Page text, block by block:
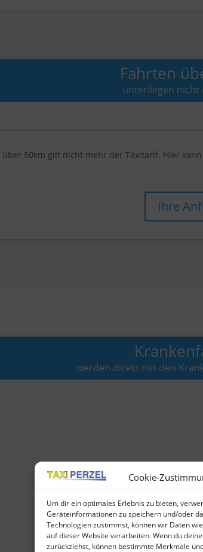
Cookie-
Um dir ein optimales Erlebnis zu bieten,
Geräteinformationen zu speichern und/oder
Technologien zustimmst, können wir Daten
auf dieser Website verarbeiten. Wenn du
zurückziehst, können bestimmte Merkmale
Fahrten
unterliegen nicht
über 50km gilt nicht mehr der Taxitarif. Hier
Ihre
werden direkt mit den
bei Zuzahlungsbefreiung